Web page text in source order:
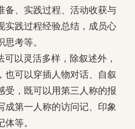
备、实践过程、活动收获与
实践过程经验总结，成员心
考等。
可以灵活多样，除叙述外，
也可以穿插人物对话、自叙
受，既可以用第三人称的报
成第一人称的访问记、印象
等。